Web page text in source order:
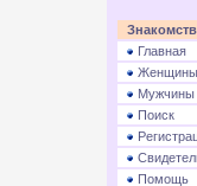
Главная
Женщины
Мужчины
Поиск
Помощь